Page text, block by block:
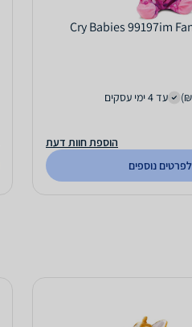
Cry Babies 99197im
עד 4 ימי עסקים
הוספת חוות דעת
לפרטים נוספים